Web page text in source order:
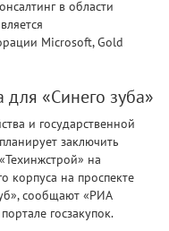
в области
Microsoft, Gold
«Синего зуба»
и государственной
заключить
на
корпуса на проспекте
сообщают «РИА
госзакупок.